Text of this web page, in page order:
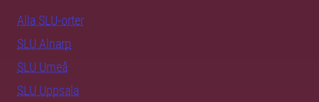
Alla SLU-orter
SLU Alnarp
SLU Umeå
SLU Uppsala